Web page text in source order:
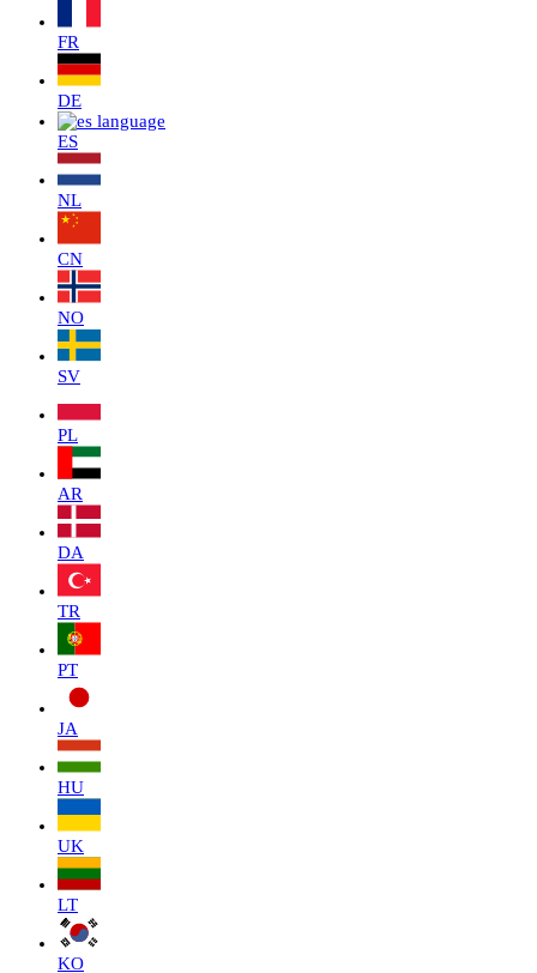
FR
DE
ES
NL
CN
NO
SV
PL
AR
DA
TR
PT
JA
HU
UK
LT
KO